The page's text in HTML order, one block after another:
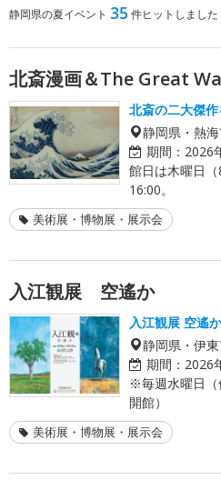
静岡県の夏イベント 35 件ヒットしました
北斎漫画＆The Great
北斎の二大傑
静岡県・熱
期間： 2026
館日は木曜日
16:00。
美術展・博物展・展示会
入江観展 空遙か
入江観展 空遙か
静岡県・伊
期間： 2026
※毎週水曜日（
開館）
美術展・博物展・展示会